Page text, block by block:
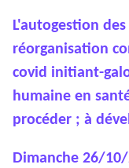
L'autogestion
réorganisation
covid initiant-
humaine en
procéder ; à
Dimanche 26/